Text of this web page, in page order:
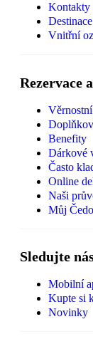
Kontakty
Destinace
Vnitřní
Rezervace
Benefity
Dárkové
Často
Online
Naši
Můj
Sledujte
Mobilní
Kupte si
Novinky